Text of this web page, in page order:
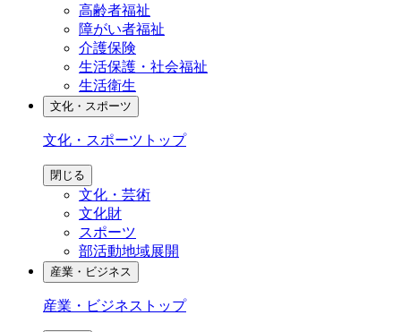
高齢者福祉
障がい者福祉
介護保険
生活保護・社会福祉
生活衛生
文化・スポーツ
文化・スポーツ トップ
閉じる
文化・芸術
文化財
スポーツ
部活動地域展開
産業・ビジネス
産業・ビジネス トップ